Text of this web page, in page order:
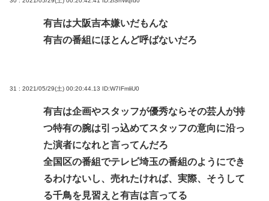
有吉は大阪吉本嫌いだもんな
有吉の番組にほとんど呼ばないだろ
31 : 2021/05/29(土) 00:20:44.13 ID:W7IFmliU0
有吉は企画やスタッフが優秀ならその芸人が持
つ特有の腕は引っ込めてスタッフの意向に沿っ
た演者になれと言ってんだろ
全国区の番組でテレビ埼玉の番組のようにでき
るわけないし、売れたければ、実際、そうして
る千鳥を見習えと有吉は言ってる